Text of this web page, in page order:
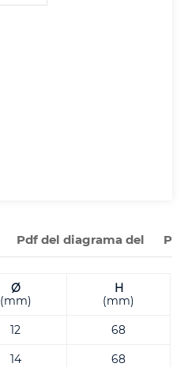
Pdf del diagrama del
Ø
(mm)
H
(mm)
12
68
14 68